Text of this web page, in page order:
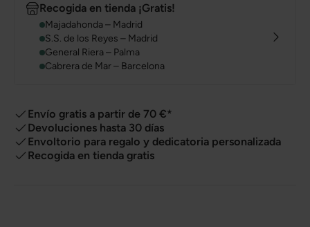
Recogida en tienda ¡Gratis!
Majadahonda – Madrid
S.S. de los Reyes – Madrid
General Riera – Palma
Cabrera de Mar – Barcelona
Envío gratis a partir de 70 €*
Devoluciones hasta 30 días
Envoltorio para regalo y dedicatoria personalizada
Recogida en tienda gratis